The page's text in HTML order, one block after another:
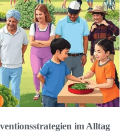
im Alltag